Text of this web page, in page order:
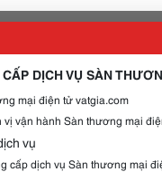
DỊCH VỤ SÀN
mại điện tử vatgia.com
vận hành Sàn thương mại
vụ
cấp dịch vụ Sàn thương mại